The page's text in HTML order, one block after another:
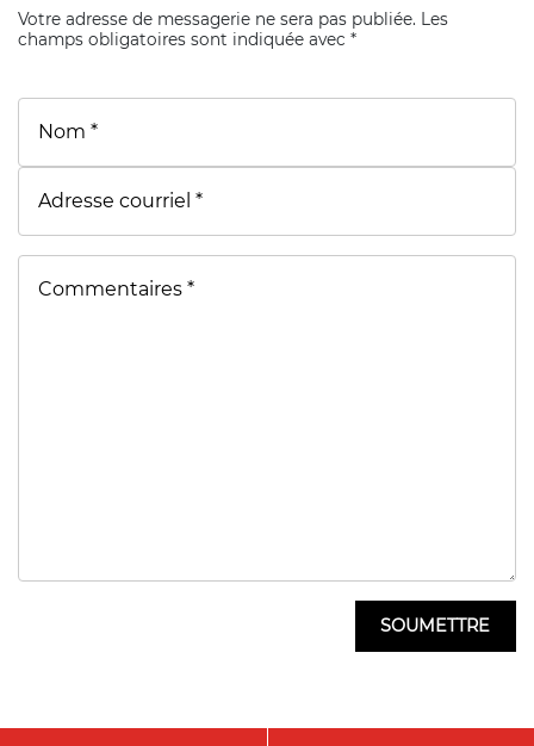
Votre adresse de messagerie ne sera pas publiée. Les
champs obligatoires sont indiquée avec *